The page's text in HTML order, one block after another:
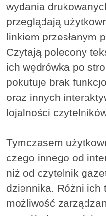
wydania
przeglądają
linkiem przesłanym
Czytają polecony
ich wędrówka po
pokutuje brak
oraz innych
lojalności
Tymczasem
czego innego od
niż od czytelnik
dziennika. Różni ich
możliwość